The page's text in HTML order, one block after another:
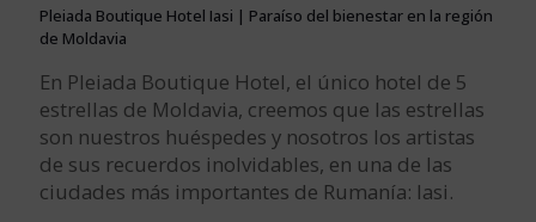
Pleiada Boutique Hotel Iasi | Paraíso del bienestar en la región
de Moldavia
En Pleiada Boutique Hotel, el único hotel de 5
estrellas de Moldavia, creemos que las estrellas
son nuestros huéspedes y nosotros los artistas
de sus recuerdos inolvidables, en una de las
ciudades más importantes de Rumanía: Iasi.